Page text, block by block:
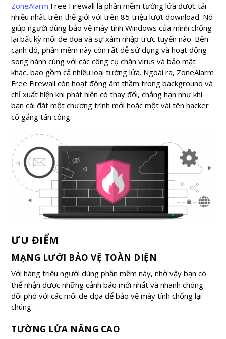
ZoneAlarm Free Firewall là phần mềm tường lửa được tải
nhiều nhất trên thế giới với trên 85 triệu lượt download. Nó
giúp người dùng bảo vệ máy tính Windows của mình chống
lại bất kỳ mối đe dọa và sự xâm nhập trực tuyến nào. Bên
cạnh đó, phần mềm này còn rất dễ sử dụng và hoạt động
song hành cùng với các công cụ chặn virus và bảo mật
khác, bao gồm cả nhiều loại tường lửa. Ngoài ra, ZoneAlarm
Free Firewall còn hoạt động âm thầm trong background và
chỉ xuất hiện khi phát hiện có thay đổi, chẳng hạn như khi
bạn cài đặt một chương trình mới hoặc một vài tên hacker
cố gắng tấn công.
ƯU ĐIỂM
MẠNG LƯỚI BẢO VỆ TOÀN DIỆN
Với hàng triệu người dùng phần mềm này, nhờ vậy bạn có
thể nhận được những cảnh báo mới nhất và nhanh chóng
đối phó với các mối đe dọa để bảo vệ máy tính chống lại
chúng.
TƯỜNG LỬA NÂNG CAO